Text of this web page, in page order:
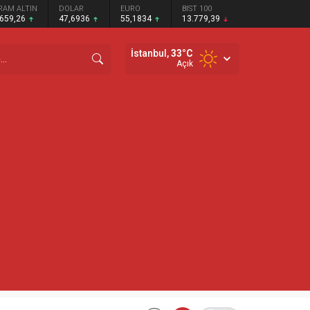
ALTIN DOLAR
47,6936
EURO
55,1834
BIST 100
13.779,39
İstanbul,33°C
Açık